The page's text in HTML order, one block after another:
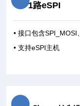
1路eSPI
• 接口包含
• 支持eSPI主机